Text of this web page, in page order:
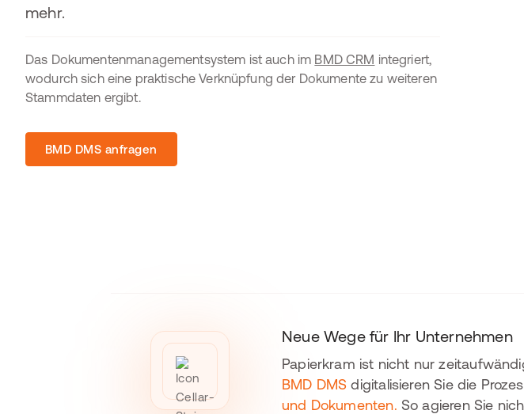
mehr.
Das Dokumentenmanagementsystem ist auch im BMD CRM integriert,
wodurch sich eine praktische Verknüpfung der Dokumente zu weiteren
Stammdaten ergibt.
BMD DMS anfragen
Neue Wege für Ihr Unternehmen
Papierkram ist nicht nur
BMD DMS digitalisieren Sie die
und Dokumenten. So agieren Sie